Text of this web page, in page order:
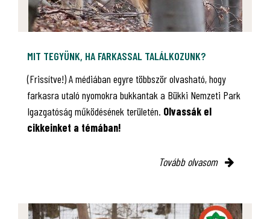
MIT TEGYÜNK, HA FARKASSAL TALÁLKOZUNK?
(Frissítve!) A médiában egyre többször olvasható, hogy
farkasra utaló nyomokra bukkantak a Bükki Nemzeti Park
Igazgatóság működésének területén. Olvassák el
cikkeinket a témában!
Tovább olvasom